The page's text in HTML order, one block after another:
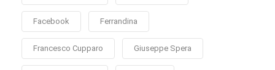
Facebook Ferrandina
Francesco Cupparo Giuseppe Spera